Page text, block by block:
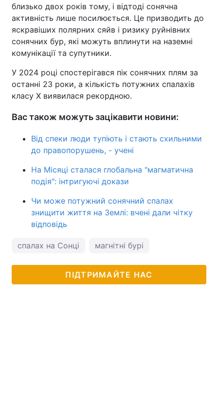
близько двох років тому, і відтоді сонячна
активність лише посилюється. Це призводить до
яскравіших полярних сяйв і ризику руйнівних
сонячних бур, які можуть вплинути на наземні
комунікації та супутники.
У 2024 році спостерігався пік сонячних плям за
останні 23 роки, а кількість потужних спалахів
класу X виявилася рекордною.
Вас також можуть зацікавити новини:
Від спеки люди тупіють і стають схильними
до правопорушень, - учені
На Місяці сталася глобальна "магматична
подія": інтригуючі докази
Чи може потужний сонячний спалах
знищити життя на Землі: вчені дали чітку
відповідь
спалах на Сонці магнітні бурі
ПІДТРИМАЙТЕ НАС